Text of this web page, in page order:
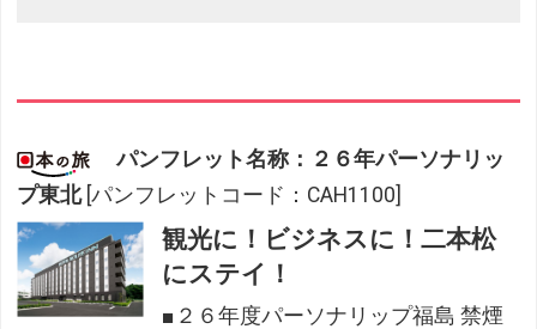
パンフレット名称：２６年パーソナリッ
プ東北 [パンフレットコード：CAH1100]
観光に！ビジネスに！二本松
にステイ！
■２６年度パーソナリップ福島 禁煙